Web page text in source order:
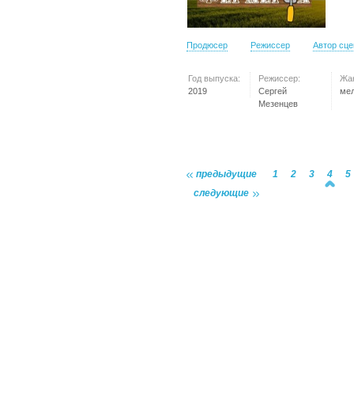
Продюсер Режиссер Автор
Год выпуска:
2019
Режиссер:
Сергей
Мезенцев
предыдущие 1 2 3 4
5
следующие